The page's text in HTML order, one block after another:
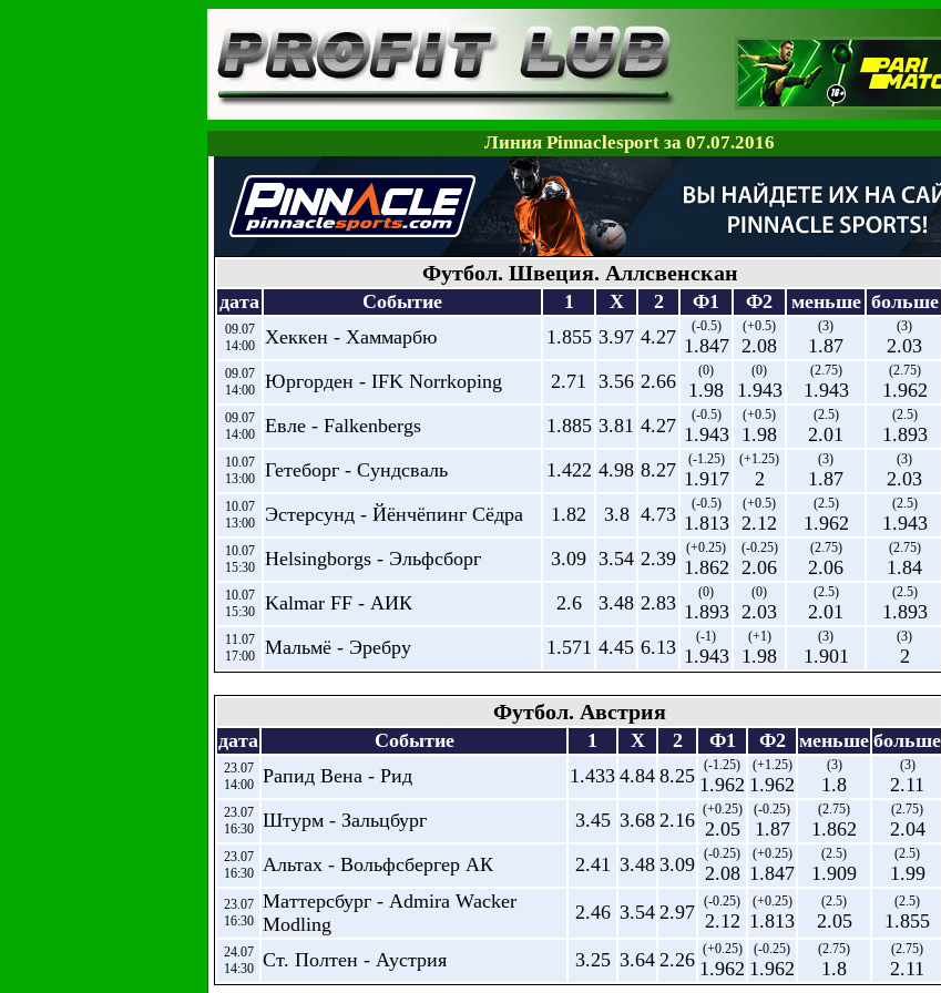
Линия Pinnaclesport за 07.07.2016
Футбол. Швеция. Аллсвенскан
дата Событие 1 X 2 Ф1 Ф2 меньше больше
09.07
14:00
Хеккен - Хаммарбю 1.855 3.97 4.27 (-0.5)
1.847
(+0.5)
2.08
(3)
1.87
(3)
2.03
09.07
14:00
Юргорден - IFK Norrkoping 2.71 3.56 2.66 (0)
1.98
(0)
1.943
(2.75)
1.943
(2.75)
1.962
09.07
14:00
Евле - Falkenbergs 1.885 3.81 4.27 (-0.5)
1.943
(+0.5)
1.98
(2.5)
2.01
(2.5)
1.893
10.07
13:00
Гетеборг - Сундсваль 1.422 4.98 8.27 (-1.25)
1.917
(+1.25)
2
(3)
1.87
(3)
2.03
10.07
13:00
Эстерсунд - Йёнчёпинг Сёдра 1.82 3.8 4.73 (-0.5)
1.813
(+0.5)
2.12
(2.5)
1.962
(2.5)
1.943
10.07
15:30
Helsingborgs - Эльфсборг 3.09 3.54 2.39 (+0.25)
1.862
(-0.25)
2.06
(2.75)
2.06
(2.75)
1.84
10.07
15:30
Kalmar FF - АИК 2.6 3.48 2.83 (0)
1.893
(0)
2.03
(2.5)
2.01
(2.5)
1.893
11.07
17:00
Мальмё - Эребру 1.571 4.45 6.13 (-1)
1.943
(+1)
1.98
(3)
1.901
(3)
2
Футбол. Австрия
дата Событие 1 X 2 Ф1 Ф2 меньше больше
23.07
14:00
Рапид Вена - Рид 1.433 4.84 8.25 (-1.25)
1.962
(+1.25)
1.962
(3)
1.8
(3)
2.11
23.07
16:30
Штурм - Зальцбург 3.45 3.68 2.16 (+0.25)
2.05
(-0.25)
1.87
(2.75)
1.862
(2.75)
2.04
23.07
16:30
Альтах - Вольфсбергер АК 2.41 3.48 3.09 (-0.25)
2.08
(+0.25)
1.847
(2.5)
1.909
(2.5)
1.99
23.07
16:30
Маттерсбург - Admira Wacker
Modling
2.46 3.54 2.97 (-0.25)
2.12
(+0.25)
1.813
(2.5)
2.05
(2.5)
1.855
24.07
14:30
Ст. Полтен - Аустрия 3.25 3.64 2.26 (+0.25)
1.962
(-0.25)
1.962
(2.75)
1.8
(2.75)
2.11